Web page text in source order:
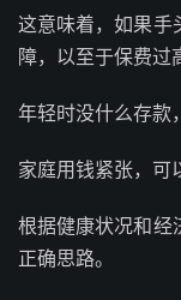
这意味着，如果手
障，以至于保费过
年轻时没什么存款
家庭用钱紧张，可
根据健康状况和经
正确思路。